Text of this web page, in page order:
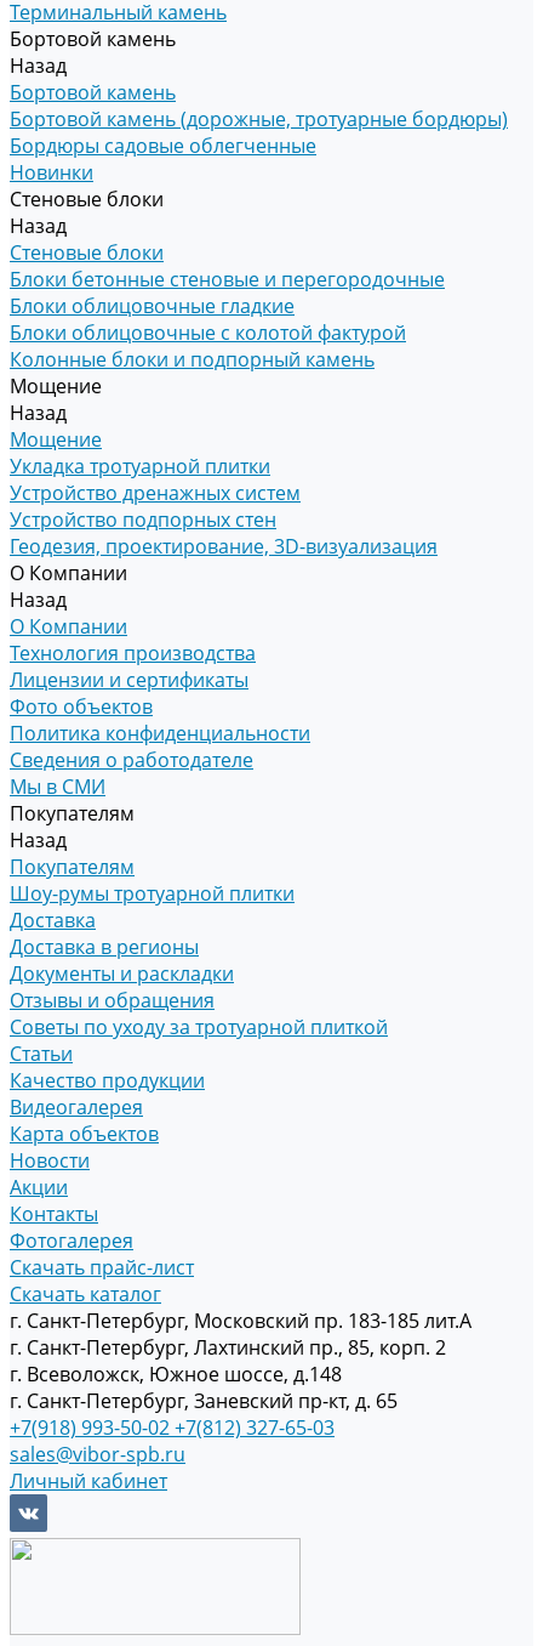
Терминальный камень
Бортовой камень
Назад
Бортовой камень
Бортовой камень (дорожные, тротуарные бордюры)
Бордюры садовые облегченные
Новинки
Стеновые блоки
Назад
Стеновые блоки
Блоки бетонные стеновые и перегородочные
Блоки облицовочные гладкие
Блоки облицовочные с колотой фактурой
Колонные блоки и подпорный камень
Мощение
Назад
Мощение
Укладка тротуарной плитки
Устройство дренажных систем
Устройство подпорных стен
Геодезия, проектирование, 3D-визуализация
О Компании
Назад
О Компании
Технология производства
Лицензии и сертификаты
Фото объектов
Политика конфиденциальности
Сведения о работодателе
Мы в СМИ
Покупателям
Назад
Покупателям
Шоу-румы тротуарной плитки
Доставка
Доставка в регионы
Документы и раскладки
Отзывы и обращения
Советы по уходу за тротуарной плиткой
Статьи
Качество продукции
Видеогалерея
Карта объектов
Новости
Акции
Контакты
Фотогалерея
Скачать прайс-лист
Скачать каталог
г. Санкт-Петербург, Московский пр. 183-185 лит.А
г. Санкт-Петербург, Лахтинский пр., 85, корп. 2
г. Всеволожск, Южное шоссе, д.148
г. Санкт-Петербург, Заневский пр-кт, д. 65
+7(918) 993-50-02+7(812) 327-65-03
sales@vibor-spb.ru
Личный кабинет